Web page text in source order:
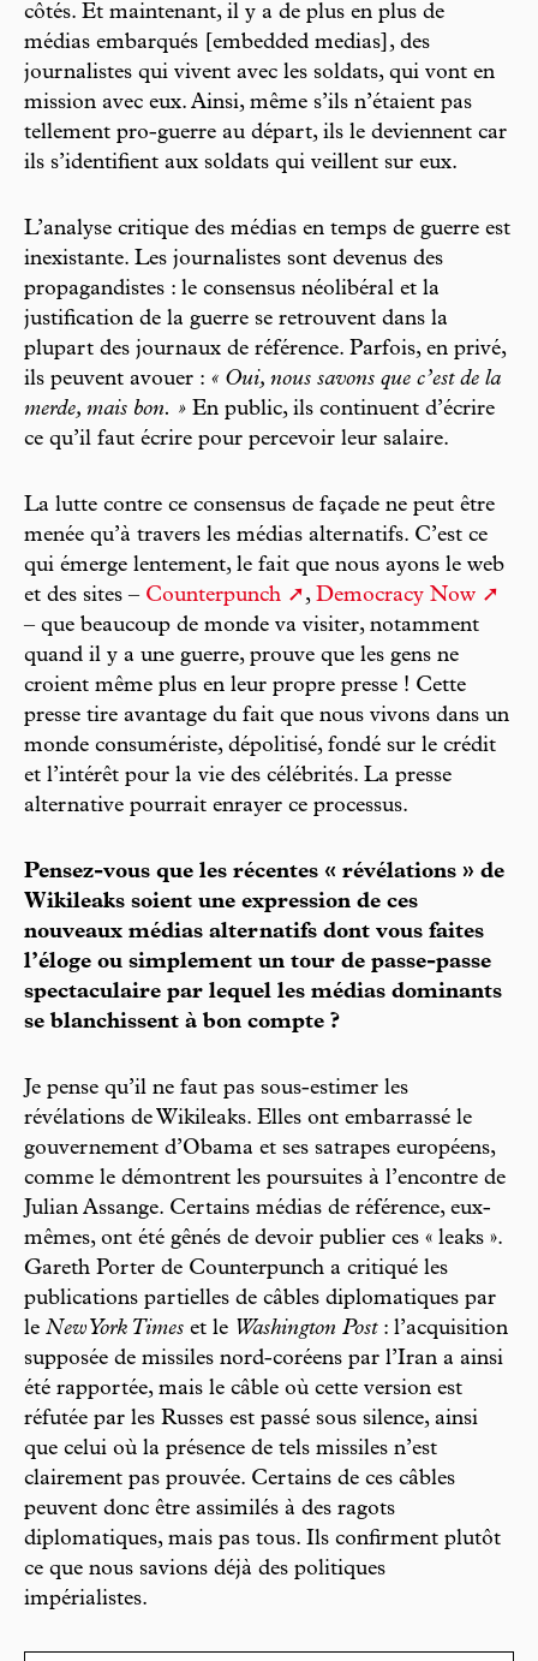
côtés. Et maintenant, il y a de plus en plus de
médias embarqués [embedded medias], des
journalistes qui vivent avec les soldats, qui vont en
mission avec eux. Ainsi, même s’ils n’étaient pas
tellement pro-guerre au départ, ils le deviennent car
ils s’identifient aux soldats qui veillent sur eux.
L’analyse critique des médias en temps de guerre est
inexistante. Les journalistes sont devenus des
propagandistes : le consensus néolibéral et la
justification de la guerre se retrouvent dans la
plupart des journaux de référence. Parfois, en privé,
ils peuvent avouer : « Oui, nous savons que c’est de la
merde, mais bon. » En public, ils continuent d’écrire
ce qu’il faut écrire pour percevoir leur salaire.
La lutte contre ce consensus de façade ne peut être
menée qu’à travers les médias alternatifs. C’est ce
qui émerge lentement, le fait que nous ayons le web
et des sites – Counterpunch , Democracy Now
– que beaucoup de monde va visiter, notamment
quand il y a une guerre, prouve que les gens ne
croient même plus en leur propre presse ! Cette
presse tire avantage du fait que nous vivons dans un
monde consumériste, dépolitisé, fondé sur le crédit
et l’intérêt pour la vie des célébrités. La presse
alternative pourrait enrayer ce processus.
Pensez-vous que les récentes « révélations » de
Wikileaks soient une expression de ces
nouveaux médias alternatifs dont vous faites
l’éloge ou simplement un tour de passe-passe
spectaculaire par lequel les médias dominants
se blanchissent à bon compte ?
Je pense qu’il ne faut pas sous-estimer les
révélations de Wikileaks. Elles ont embarrassé le
gouvernement d’Obama et ses satrapes européens,
comme le démontrent les poursuites à l’encontre de
Julian Assange. Certains médias de référence, eux-
mêmes, ont été gênés de devoir publier ces « leaks ».
Gareth Porter de Counterpunch a critiqué les
publications partielles de câbles diplomatiques par
le New York Times et le Washington Post: l’acquisition
supposée de missiles nord-coréens par l’Iran a ainsi
été rapportée, mais le câble où cette version est
réfutée par les Russes est passé sous silence, ainsi
que celui où la présence de tels missiles n’est
clairement pas prouvée. Certains de ces câbles
peuvent donc être assimilés à des ragots
diplomatiques, mais pas tous. Ils confirment plutôt
ce que nous savions déjà des politiques
impérialistes.